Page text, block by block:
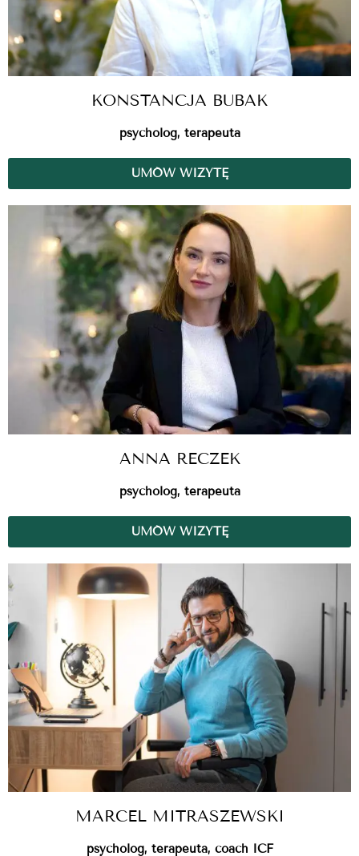
KONSTANCJA BUBAK
psycholog, terapeuta
UMÓW WIZYTĘ
ANNA RECZEK
psycholog, terapeuta
UMÓW WIZYTĘ
MARCEL MITRASZEWSKI
psycholog, terapeuta, coach ICF